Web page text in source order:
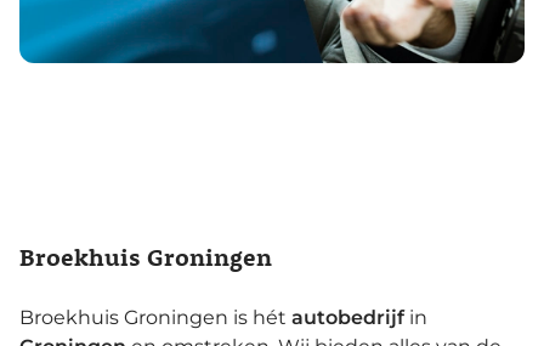
Broekhuis Groningen
Broekhuis Groningen is hét autobedrijfin